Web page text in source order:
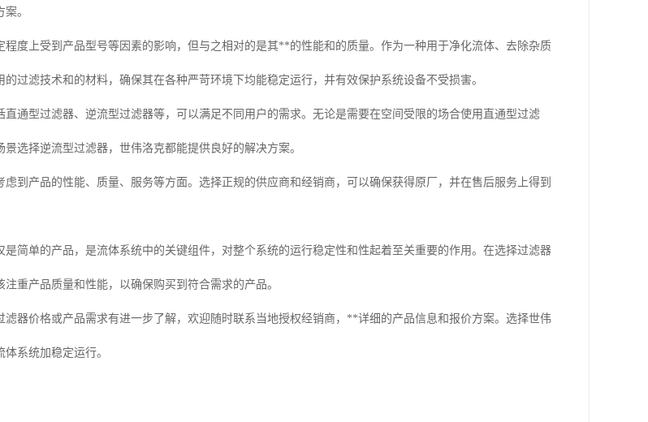
。
程度上受到产品型号等因素的影响，但与之相对的是其**的性能和的质量。作为一种用于净化流体、去除杂质
过滤技术和的材料，确保其在各种严苛环境下均能稳定运行，并有效保护系统设备不受损害。
通型过滤器、逆流型过滤器等，可以满足不同用户的需求。无论是需要在空间受限的场合使用直通型过滤
选择逆流型过滤器，世伟洛克都能提供良好的解决方案。
虑到产品的性能、质量、服务等方面。选择正规的供应商和经销商，可以确保获得原厂，并在售后服务上得到
简单的产品，是流体系统中的关键组件，对整个系统的运行稳定性和性起着至关重要的作用。在选择过滤器
重产品质量和性能，以确保购买到符合需求的产品。
滤器价格或产品需求有进一步了解，欢迎随时联系当地授权经销商，**详细的产品信息和报价方案。选择世伟
系统加稳定运行。